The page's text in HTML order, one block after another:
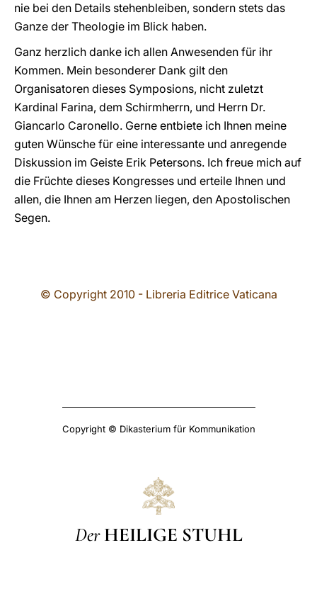
nie bei den Details stehenbleiben, sondern stets das
Ganze der Theologie im Blick haben.
Ganz herzlich danke ich allen Anwesenden für ihr
Kommen. Mein besonderer Dank gilt den
Organisatoren dieses Symposions, nicht zuletzt
Kardinal Farina, dem Schirmherrn, und Herrn Dr.
Giancarlo Caronello. Gerne entbiete ich Ihnen meine
guten Wünsche für eine interessante und anregende
Diskussion im Geiste Erik Petersons. Ich freue mich auf
die Früchte dieses Kongresses und erteile Ihnen und
allen, die Ihnen am Herzen liegen, den Apostolischen
Segen.
© Copyright 2010 - Libreria Editrice Vaticana
Copyright © Dikasterium für Kommunikation
Der HEILIGE STUHL